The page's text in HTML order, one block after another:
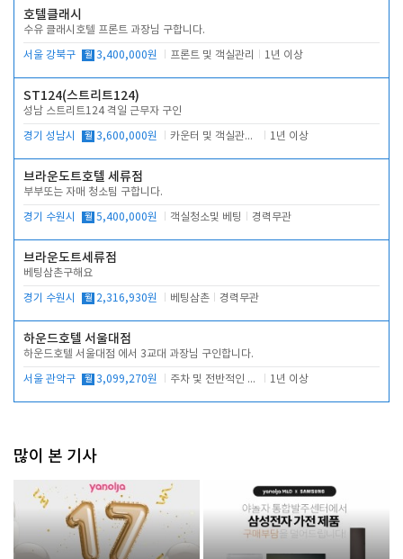
호텔클래시
수유 클래시호텔 프론트 과장님 구합니다.
서울 강북구 월 3,400,000원 프론트 및 객실관리 1년 이상
ST124(스트리트124)
성남 스트리트124 격일 근무자 구인
경기 성남시 월 3,600,000원 카운터 및 객실관리 전반 1년 이상
브라운도트호텔 세류점
부부또는 자매 청소팀 구합니다.
경기 수원시 월 5,400,000원 객실청소및 베팅 경력무관
브라운도트세류점
베팅삼촌구해요
경기 수원시 월 2,316,930원 베팅삼촌 경력무관
하운드호텔 서울대점
하운드호텔 서울대점 에서 3교대 과장님 구인합니다.
서울 관악구 월 3,099,270원 주차 및 전반적인 당번업무 1년 이상
많이 본 기사